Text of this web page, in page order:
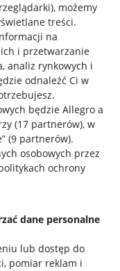
, możemy
treści.
na
i przetwarzanie
analiz rynkowych i
odnaleźć Ci w
będzie Allegro a
(17 partnerów), w
(9 partnerów).
osobowych przez
ochrony
dane personalne
lub dostęp do
pomiar reklam i